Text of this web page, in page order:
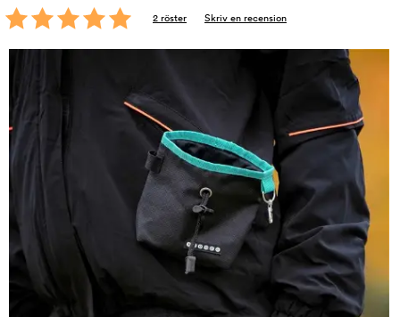
2 röster Skriv en recension